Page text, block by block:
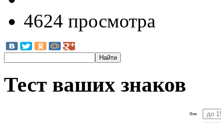
4624 просмотра
Тест ваших знаков
Имя